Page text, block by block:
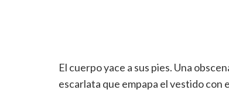
El cuerpo yace a sus pies. Una
escarlata que empapa el vestido con